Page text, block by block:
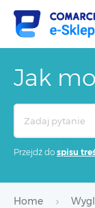
Jak
Przejdź do spisu
Home